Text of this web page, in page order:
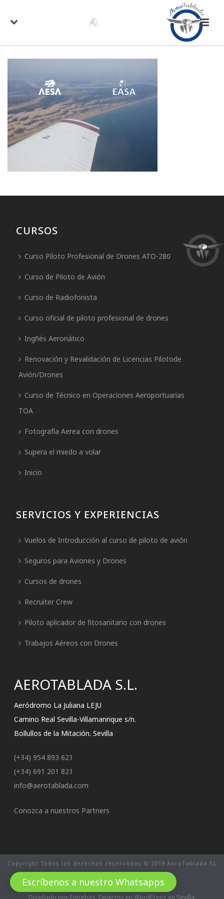
CURSOS
Curso Piloto Profesional de Drones ATO-280
Curso de Piloto de Avión
Curso de Radiofonista
Curso oficial de piloto profesional de drones
Ingñés Aeronático
Renovación y Revalidación de Licencias Pilotode
Avión/Drones
Curso de Técnico en Operaciones Aeroportuarias
TOA
Fotografía Aerea con drones
Supera el miedo a volar
Inicio
SERVICIOS Y EXPERIENCIAS
Vuelos de Introducción al curso de piloto de avión
Seguros para Aviones y Drones
Cursos de drones
Recruiter Crew
Piloto aplicador de fitosanitario con drones
Trabajos Aéreos con Drones
AEROTABLADA S.L.
Aeródromo La Juliana LEJU
Camino Real Sevilla-Villamanrique s/n.
Bollullos de la Mitación. Sevilla
(+34) 954 893 621
(+34) 691 201 821
info@aerotablada.com
Conozca a nuestros Partners
Copyright Todos los derechos reservados © 2019 AeroTablada SL
Condiciones Económicas
Diseñado por Entrebits. Expertos en WordPress en Sevilla.
Escríbenos a nuestro Whatsapps